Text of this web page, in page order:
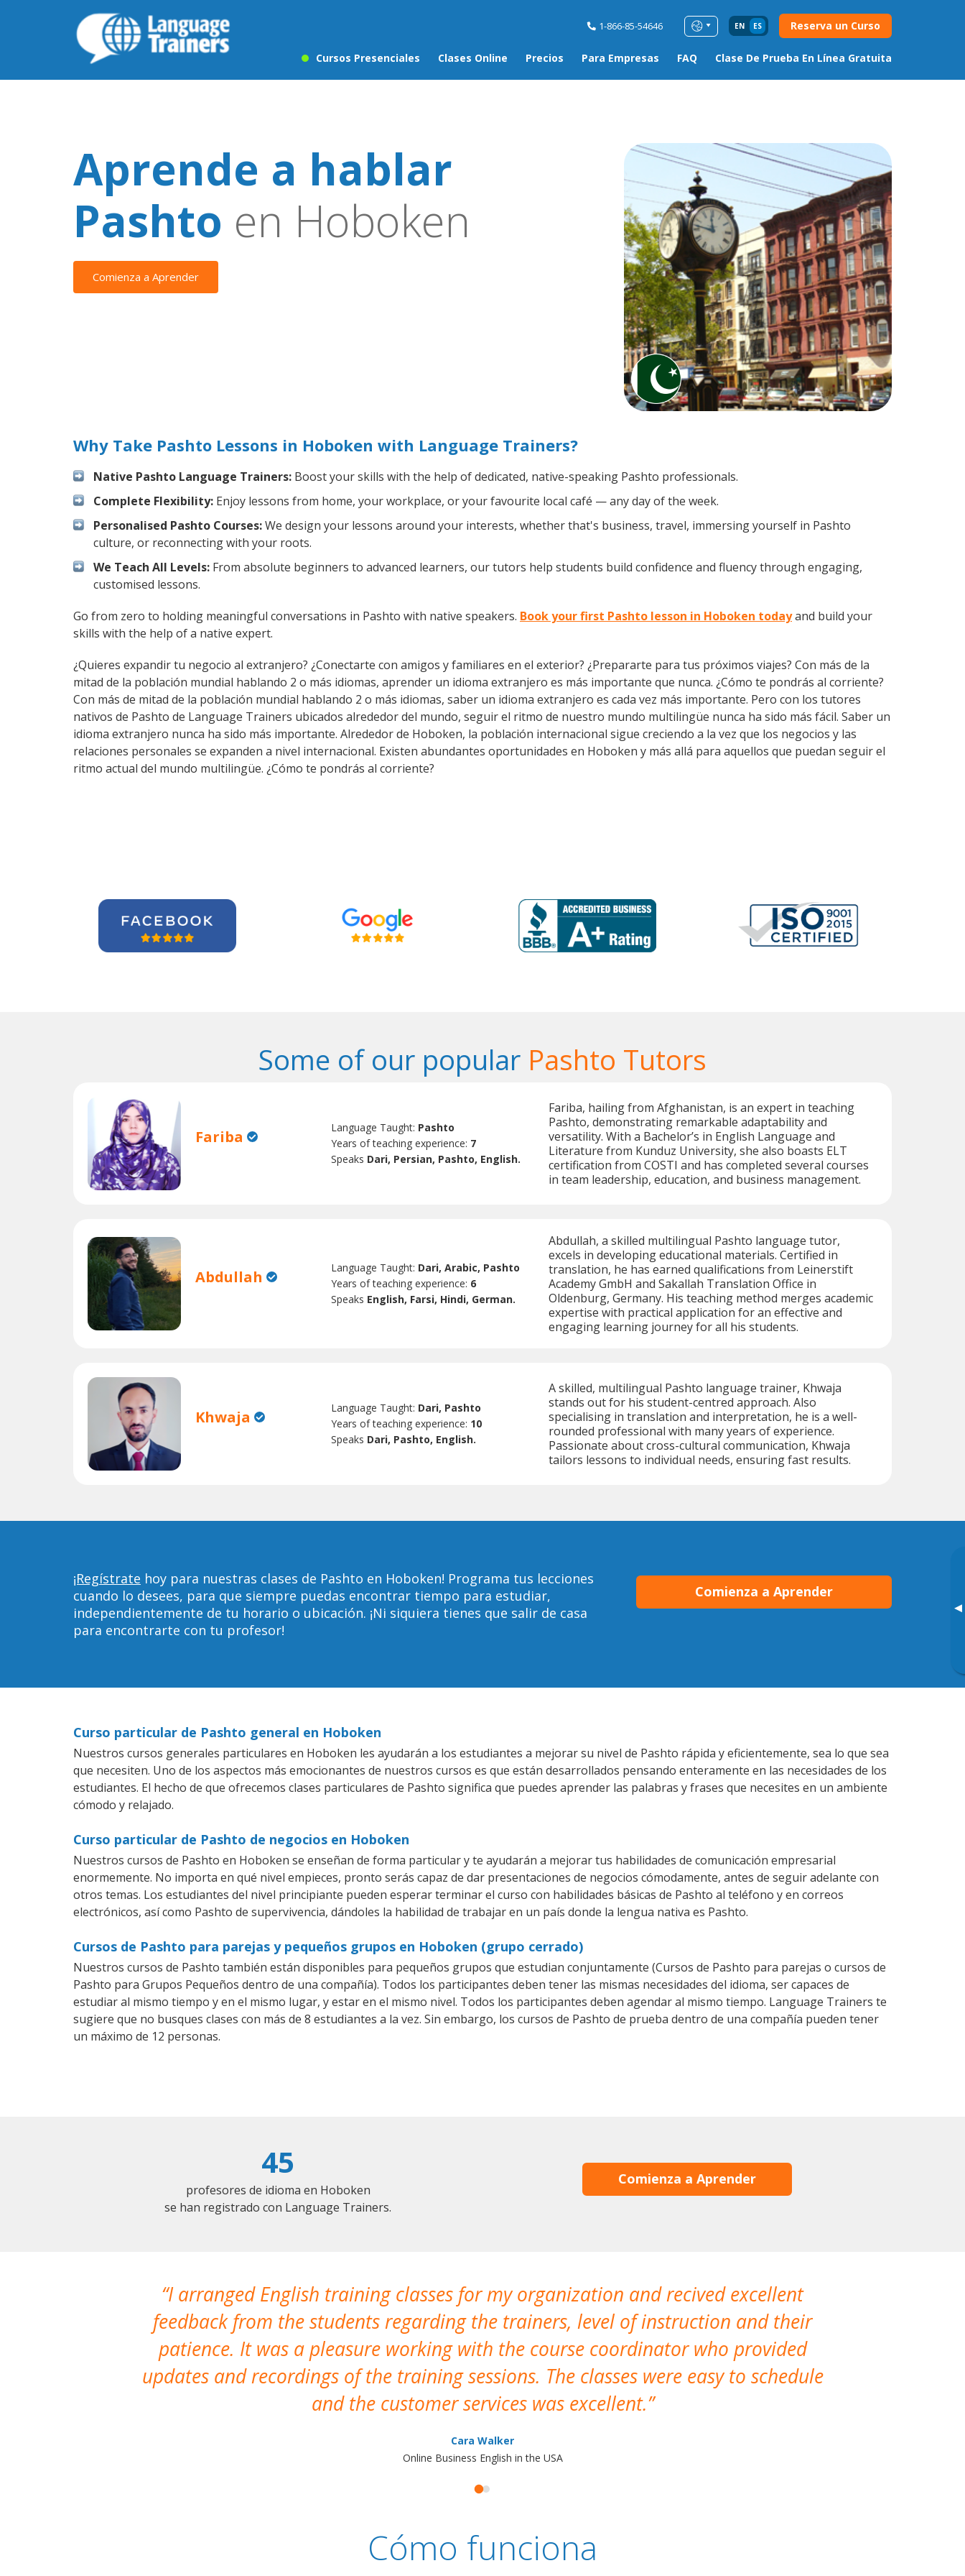
1-866-85-54646 EN ES Reserva un Curso
Cursos Presenciales Clases Online Precios Para Empresas FAQ Clase De Prueba En Línea Gratuita
▸
Aprende a hablar
Pashto en Hoboken
Comienza a Aprender
Why Take Pashto Lessons in Hoboken with Language Trainers?
Native Pashto Language Trainers: Boost your skills with the help of dedicated, native-speaking Pashto professionals.
Complete Flexibility: Enjoy lessons from home, your workplace, or your favourite local café — any day of the week.
Personalised Pashto Courses:We design your lessons around your interests, whether that's business, travel, immersing yourself in Pashto
culture, or reconnecting with your roots.
We Teach All Levels: From absolute beginners to advanced learners, our tutors help students build confidence and fluency through engaging,
customised lessons.
Go from zero to holding meaningful conversations in Pashto with native speakers. Book your first Pashto lesson in Hoboken todayand build your
skills with the help of a native expert.
¿Quieres expandir tu negocio al extranjero? ¿Conectarte con amigos y familiares en el exterior? ¿Prepararte para tus próximos viajes? Con más de la
mitad de la población mundial hablando 2 o más idiomas, aprender un idioma extranjero es más importante que nunca. ¿Cómo te pondrás al corriente?
Con más de mitad de la población mundial hablando 2 o más idiomas, saber un idioma extranjero es cada vez más importante. Pero con los tutores
nativos de Pashto de Language Trainers ubicados alrededor del mundo, seguir el ritmo de nuestro mundo multilingüe nunca ha sido más fácil. Saber un
idioma extranjero nunca ha sido más importante. Alrededor de Hoboken, la población internacional sigue creciendo a la vez que los negocios y las
relaciones personales se expanden a nivel internacional. Existen abundantes oportunidades en Hoboken y más allá para aquellos que puedan seguir el
ritmo actual del mundo multilingüe. ¿Cómo te pondrás al corriente?
Some of our popular Pashto Tutors
Fariba Language Taught: Pashto
Years of teaching experience: 7
Speaks Dari, Persian, Pashto, English.
Fariba, hailing from Afghanistan, is an expert in teaching
Pashto, demonstrating remarkable adaptability and
versatility. With a Bachelor’s in English Language and
Literature from Kunduz University, she also boasts ELT
certification from COSTI and has completed several courses
in team leadership, education, and business management.
Abdullah Language Taught: Dari, Arabic, Pashto
Years of teaching experience: 6
Speaks English, Farsi, Hindi, German.
Abdullah, a skilled multilingual Pashto language tutor,
excels in developing educational materials. Certified in
translation, he has earned qualifications from Leinerstift
Academy GmbH and Sakallah Translation Office in
Oldenburg, Germany. His teaching method merges academic
expertise with practical application for an effective and
engaging learning journey for all his students.
Khwaja Language Taught: Dari, Pashto
Years of teaching experience: 10
Speaks Dari, Pashto, English.
A skilled, multilingual Pashto language trainer, Khwaja
stands out for his student-centred approach. Also
specialising in translation and interpretation, he is a well-
rounded professional with many years of experience.
Passionate about cross-cultural communication, Khwaja
tailors lessons to individual needs, ensuring fast results.
¡Regístrate hoy para nuestras clases de Pashto en Hoboken! Programa tus lecciones
cuando lo desees, para que siempre puedas encontrar tiempo para estudiar,
independientemente de tu horario o ubicación. ¡Ni siquiera tienes que salir de casa
para encontrarte con tu profesor!
Comienza a Aprender
Curso particular de Pashto general en Hoboken
Nuestros cursos generales particulares en Hoboken les ayudarán a los estudiantes a mejorar su nivel de Pashto rápida y eficientemente, sea lo que sea
que necesiten. Uno de los aspectos más emocionantes de nuestros cursos es que están desarrollados pensando enteramente en las necesidades de los
estudiantes. El hecho de que ofrecemos clases particulares de Pashto significa que puedes aprender las palabras y frases que necesites en un ambiente
cómodo y relajado.
Curso particular de Pashto de negocios en Hoboken
Nuestros cursos de Pashto en Hoboken se enseñan de forma particular y te ayudarán a mejorar tus habilidades de comunicación empresarial
enormemente. No importa en qué nivel empieces, pronto serás capaz de dar presentaciones de negocios cómodamente, antes de seguir adelante con
otros temas. Los estudiantes del nivel principiante pueden esperar terminar el curso con habilidades básicas de Pashto al teléfono y en correos
electrónicos, así como Pashto de supervivencia, dándoles la habilidad de trabajar en un país donde la lengua nativa es Pashto.
Cursos de Pashto para parejas y pequeños grupos en Hoboken (grupo cerrado)
Nuestros cursos de Pashto también están disponibles para pequeños grupos que estudian conjuntamente (Cursos de Pashto para parejas o cursos de
Pashto para Grupos Pequeños dentro de una compañía). Todos los participantes deben tener las mismas necesidades del idioma, ser capaces de
estudiar al mismo tiempo y en el mismo lugar, y estar en el mismo nivel. Todos los participantes deben agendar al mismo tiempo. Language Trainers te
sugiere que no busques clases con más de 8 estudiantes a la vez. Sin embargo, los cursos de Pashto de prueba dentro de una compañía pueden tener
un máximo de 12 personas.
45
profesores de idioma en Hoboken
se han registrado con Language Trainers.
Comienza a Aprender
I arranged English training classes for my organization and recived excellent
feedback from the students regarding the trainers, level of instruction and their
patience. It was a pleasure working with the course coordinator who provided
updates and recordings of the training sessions. The classes were easy to schedule
and the customer services was excellent.
Cara Walker
Online Business English in the USA
Cómo funciona